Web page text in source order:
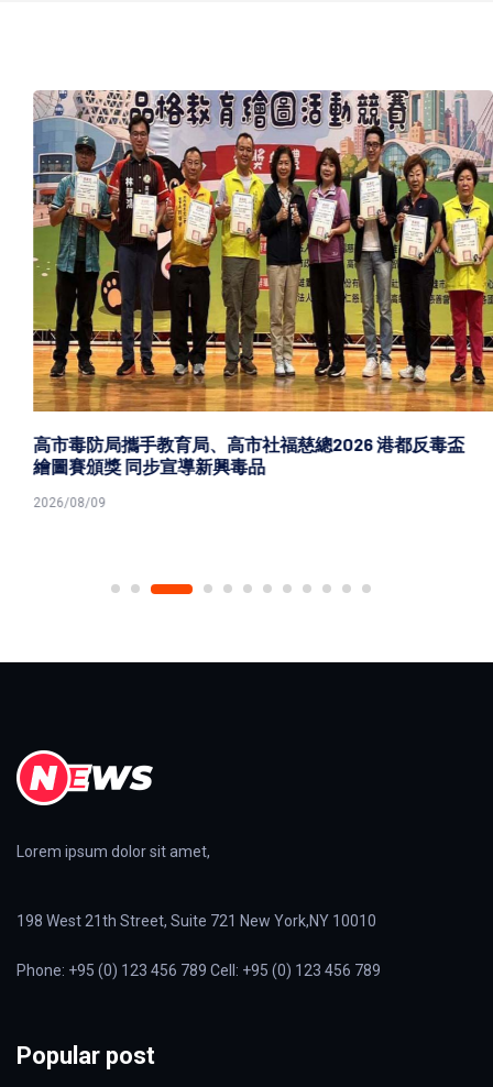
高市毒防局攜手教育局、高市社福慈總2026 港都反毒盃
繪圖賽頒獎 同步宣導新興毒品
2026/08/09
Lorem ipsum dolor sit amet,
198 West 21th Street, Suite 721 New York,NY 10010
Phone: +95 (0) 123 456 789 Cell: +95 (0) 123 456 789
Popular post